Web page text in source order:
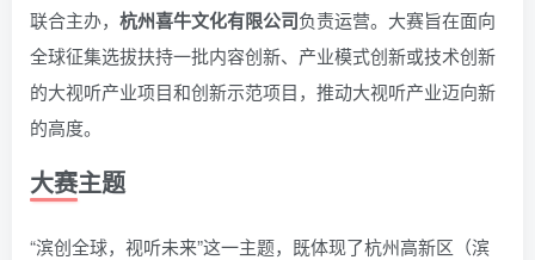
联合主办， 杭州喜牛文化有限公司负责运营。大赛旨在面向
全球征集选拔扶持一批内容创新、产业模式创新或技术创新
的大视听产业项目和创新示范项目，推动大视听产业迈向新
的高度。
大赛主题
“滨创全球，视听未来”这一主题，既体现了杭州高新区（滨